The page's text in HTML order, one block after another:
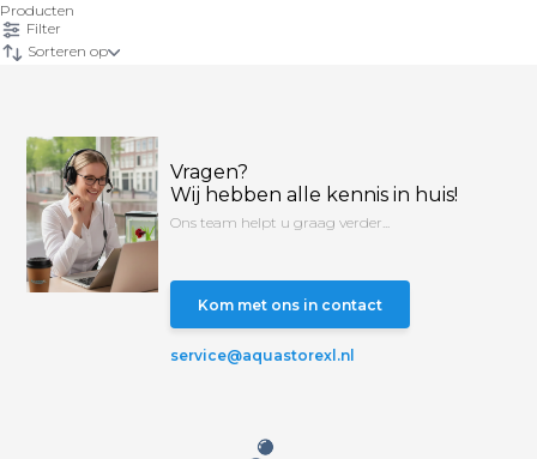
Producten
Filter
Sorteren op
Vragen?
Wij hebben alle kennis in huis!
Ons team helpt u graag verder...
Kom met ons in contact
service@aquastorexl.nl